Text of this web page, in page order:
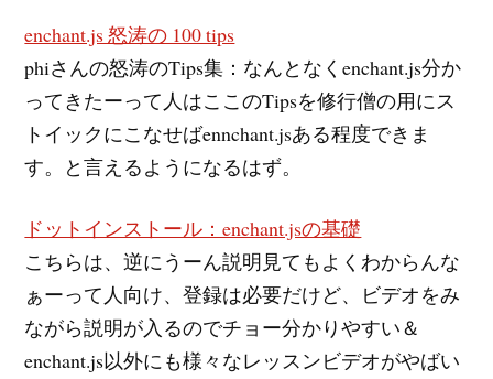
enchant.js 怒涛の 100 tips
phiさんの怒涛のTips集：なんとなくenchant.js分か
ってきたーって人はここのTipsを修行僧の用にス
トイックにこなせばennchant.jsある程度できま
す。と言えるようになるはず。
ドットインストール：enchant.jsの基礎
こちらは、逆にうーん説明見てもよくわからんな
ぁーって人向け、登録は必要だけど、ビデオをみ
ながら説明が入るのでチョー分かりやすい＆
enchant.js以外にも様々なレッスンビデオがやばい